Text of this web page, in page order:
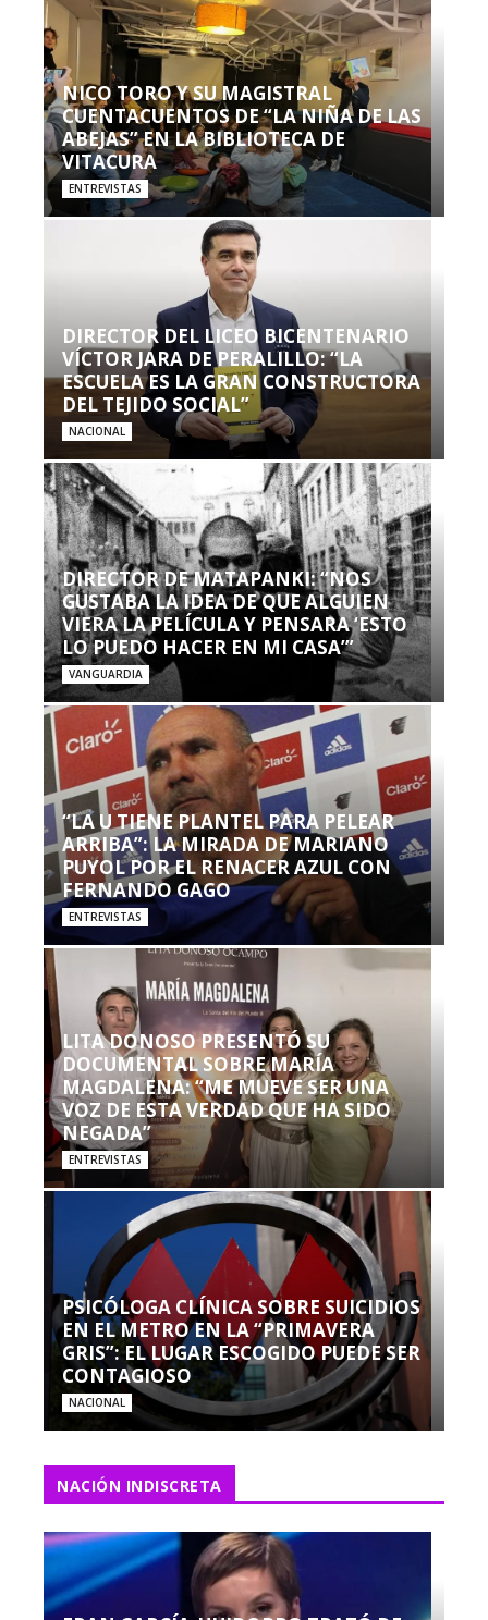
NICO TORO Y SU MAGISTRAL
CUENTACUENTOS DE “LA NIÑA DE LAS
ABEJAS” EN LA BIBLIOTECA DE
VITACURA
ENTREVISTAS
DIRECTOR DEL LICEO BICENTENARIO
VÍCTOR JARA DE PERALILLO: “LA
ESCUELA ES LA GRAN CONSTRUCTORA
DEL TEJIDO SOCIAL”
NACIONAL
DIRECTOR DE MATAPANKI: “NOS
GUSTABA LA IDEA DE QUE ALGUIEN
VIERA LA PELÍCULA Y PENSARA ‘ESTO
LO PUEDO HACER EN MI CASA’”
VANGUARDIA
“LA U TIENE PLANTEL PARA PELEAR
ARRIBA”: LA MIRADA DE MARIANO
PUYOL POR EL RENACER AZUL CON
FERNANDO GAGO
ENTREVISTAS
LITA DONOSO PRESENTÓ SU
DOCUMENTAL SOBRE MARÍA
MAGDALENA: “ME MUEVE SER UNA
VOZ DE ESTA VERDAD QUE HA SIDO
NEGADA”
ENTREVISTAS
PSICÓLOGA CLÍNICA SOBRE SUICIDIOS
EN EL METRO EN LA “PRIMAVERA
GRIS”: EL LUGAR ESCOGIDO PUEDE SER
CONTAGIOSO
NACIONAL
NACIÓN INDISCRETA